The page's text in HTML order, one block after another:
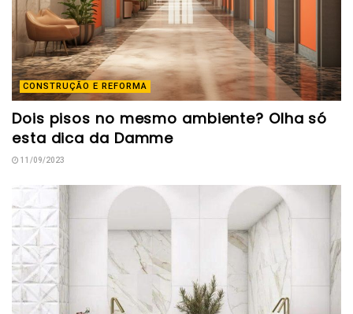
CONSTRUÇÃO E REFORMA
Dois pisos no mesmo ambiente? Olha só
esta dica da Damme
11/09/2023